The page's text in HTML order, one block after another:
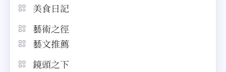
美食日記
藝術之徑
藝文推薦
鏡頭之下